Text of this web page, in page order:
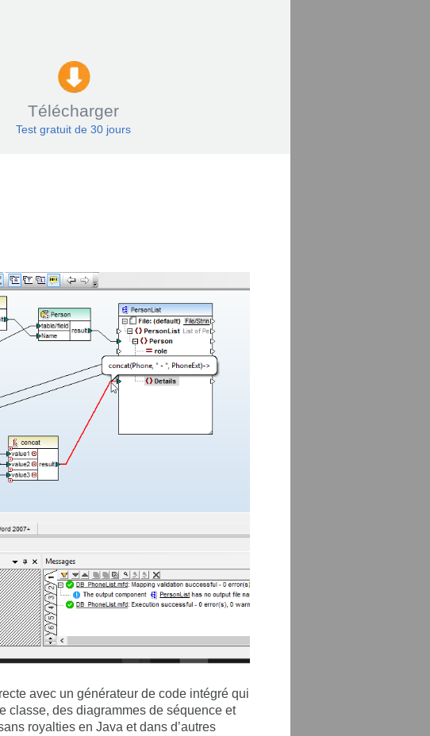
Télécharger
Test gratuit de 30 jours
avec un générateur de code intégré qui
classe, des diagrammes de séquence et
royalties en Java et dans d’autres